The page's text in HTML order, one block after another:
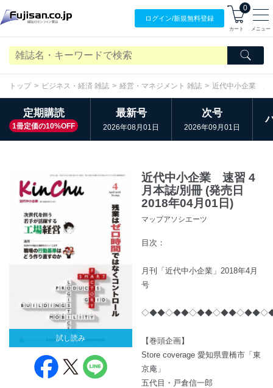
ログイン/新規無料登録
0
カート メニュー
トップ ビジネス・経済 雑誌 経営・マネジメント 雑誌 近代中小企業 速
定期購読
1冊定価の10%OFF
最新号
2026年08月01日
次号
2026年09月01日
試し読み
近代中小企業 速習 4
月本誌/別冊 (発売日
2018年04月01日)
マップアソシエーツ
目次：
月刊「近代中小企業」2018年4月
号
【巻頭企画】
Store coverage 愛知県豊橋市「東
京庵」
五代目・戸倉信一郎